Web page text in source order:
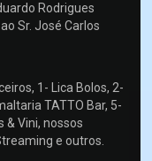
Rodrigues
Sr. José Carlos
1- Lica Bolos, 2-
TATTO Bar, 5-
& Vini, nossos
e outros.